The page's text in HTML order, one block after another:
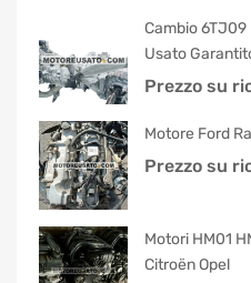
Cambio 6TJ09
Usato
Prezzo su
Motore Ford
Prezzo su
Motori HM01
Citroën Opel